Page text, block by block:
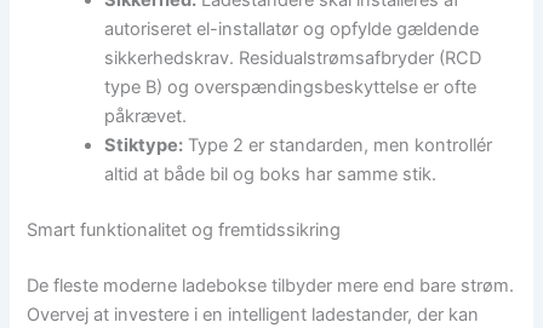
autoriseret el-installatør og opfylde gældende
sikkerhedskrav. Residualstrømsafbryder (RCD
type B) og overspændingsbeskyttelse er ofte
påkrævet.
Stiktype: Type 2 er standarden, men kontrollér
altid at både bil og boks har samme stik.
Smart funktionalitet og fremtidssikring
De fleste moderne ladebokse tilbyder mere end bare strøm.
Overvej at investere i en intelligent ladestander, der kan